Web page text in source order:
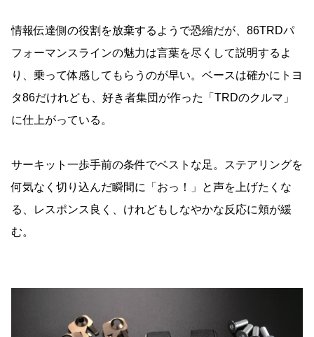
情報伝達側の役割を放棄するようで恐縮だが、86TRDパ
フォーマンスラインの魅力は言葉を尽くして説明するよ
り、乗って体感してもらうのが早い。ベースは確かにトヨ
タ86だけれども、好き者集団が作った「TRDのクルマ」
に仕上がっている。
サーキット一歩手前の条件でベストな足。ステアリングを
何気なく切り込んだ瞬間に「おっ！」と声を上げたくな
る、レスポンス良く、けれどもしなやかな反応に頬が緩
む。